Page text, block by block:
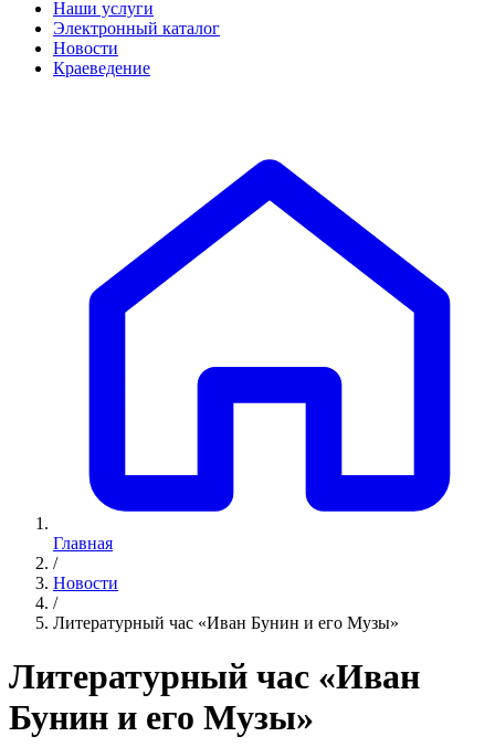
Наши услуги
Электронный каталог
Новости
Краеведение
Главная
/
Новости
/
Литературный час «Иван Бунин и его Музы»
Литературный час «Иван
Бунин и его Музы»